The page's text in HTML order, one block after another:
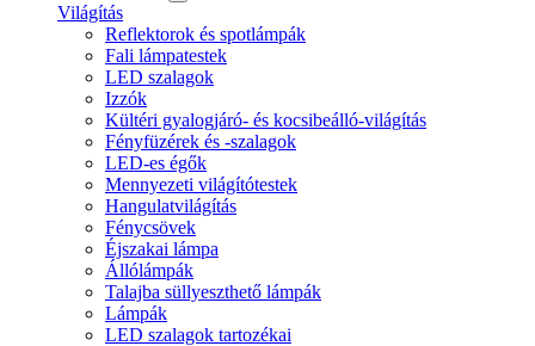
Világítás
Reflektorok és spotlámpák
Fali lámpatestek
LED szalagok
Izzók
Kültéri gyalogjáró- és kocsibeálló-világítás
Fényfüzérek és -szalagok
LED-es égők
Mennyezeti világítótestek
Hangulatvilágítás
Fénycsövek
Éjszakai lámpa
Állólámpák
Talajba süllyeszthető lámpák
Lámpák
LED szalagok tartozékai